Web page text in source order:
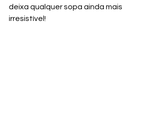
deixa qualquer sopa ainda mais
irresistível!